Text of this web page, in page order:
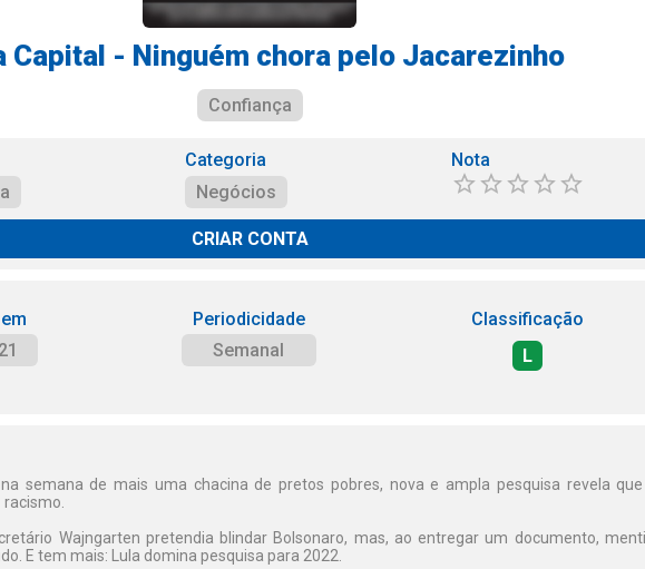
Capital - Ninguém chora pelo Jacarezinho
Confiança
Categoria
Negócios
Nota
CRIAR CONTA
Periodicidade
Semanal
Classificação
L
semana de mais uma chacina de pretos pobres, nova e ampla pesquisa revela
Wajngarten pretendia blindar Bolsonaro, mas, ao entregar um documento,
E tem mais: Lula domina pesquisa para 2022.